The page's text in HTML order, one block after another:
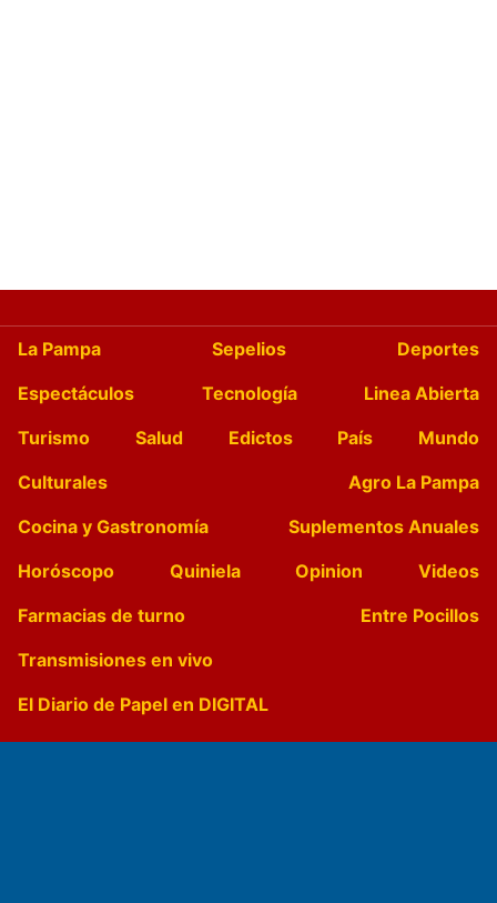
La Pampa Sepelios
Deportes
Espectáculos
Tecnología
Linea Abierta
Turismo
Salud Edictos País
Mundo
Culturales
Agro La Pampa
Cocina y Gastronomía
Suplementos Anuales
Horóscopo
Quiniela Opinion
Videos
Farmacias de turno
Entre Pocillos
Transmisiones en vivo
El Diario de Papel en DIGITAL